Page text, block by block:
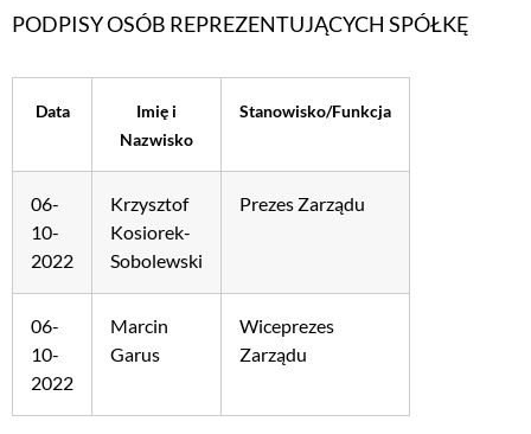
PODPISY OSÓB REPREZENTUJĄCYCH SPÓŁKĘ
Data
Imię i
Nazwisko
Stanowisko/Funkcja
06-
10-
2022
Krzysztof
Kosiorek-
Sobolewski
Prezes Zarządu
06-
10-
2022
Marcin
Garus
Wiceprezes
Zarządu